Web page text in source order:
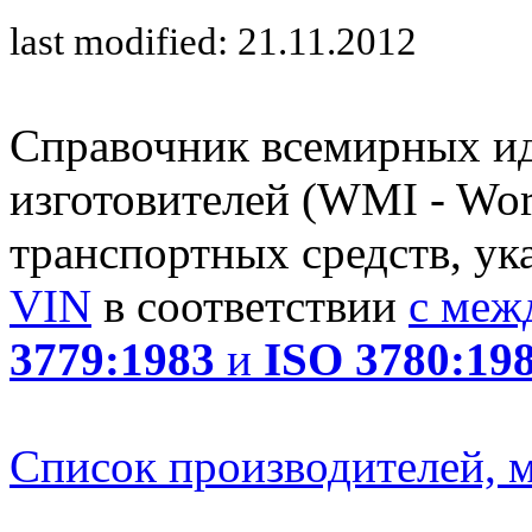
last modified: 21.11.2012
Справочник всемирных
изготовителей (WMI -
транспортных средств,
VIN в соответствии с
3779:1983 и ISO
Список производителей,